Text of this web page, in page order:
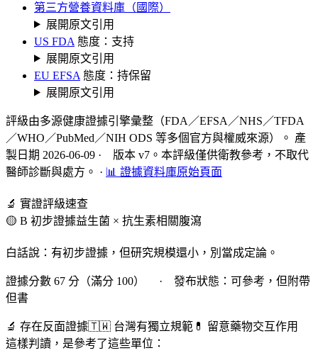
第三方營養資料庫（國際）
展開原文引用
US FDA 態度：支持
展開原文引用
EU EFSA 態度：持保留
展開原文引用
評級由多源健康證據引擎彙整（FDA／EFSA／NHS／TFDA
／WHO／PubMed／NIH ODS 等多個官方與權威來源）。 產
製日期 2026-06-09 · 版本 v7。本評級僅供衛教參考，不取代
醫師診斷與處方。 · 📊 證據資料庫原始頁面
🔬 實證評級速查
🟡 B 初步證據益生菌 × 抗生素相關腹瀉
白話說：有初步證據，但研究規模還小，別當成定論。
證據分數 67 分（滿分 100） · 發布狀態：可參考，但附帶
但書
🔬 存在反面證據🇹🇼 台灣有獨立規範 💊 留意藥物交互作用
這樣判讀，是參考了這些單位：